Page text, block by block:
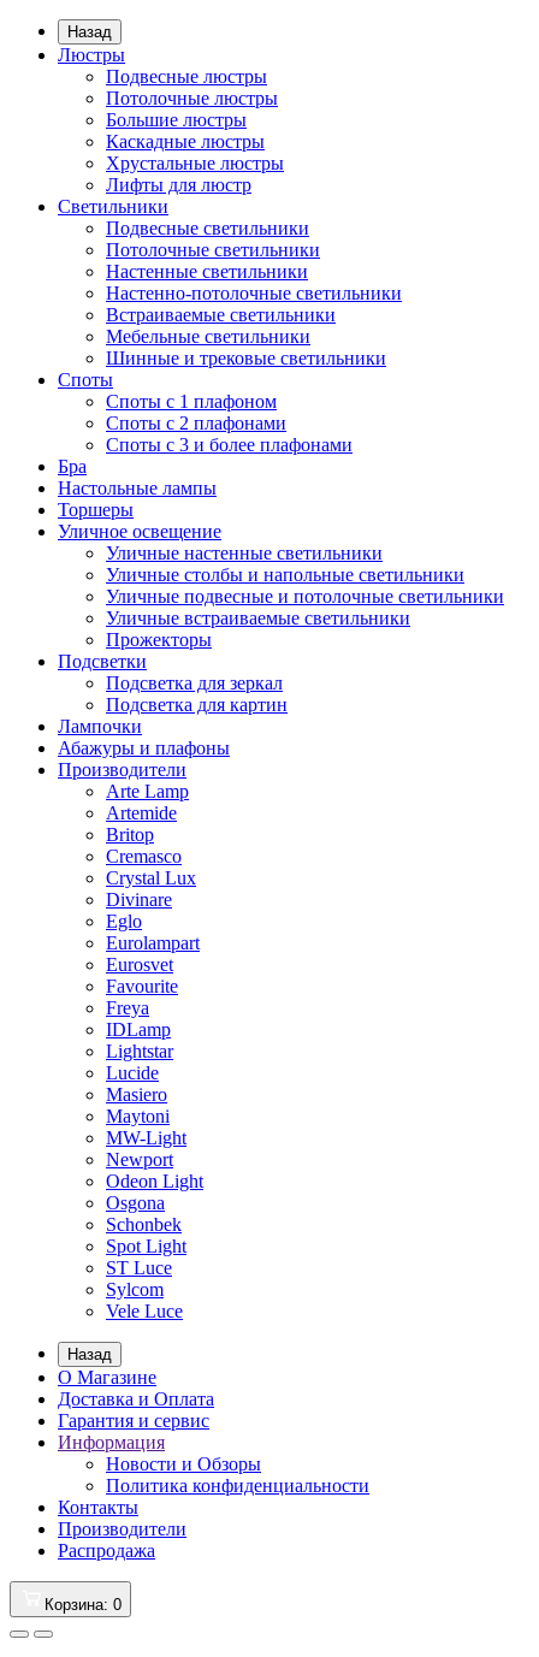
Назад
Люстры
Подвесные люстры
Потолочные люстры
Большие люстры
Каскадные люстры
Хрустальные люстры
Лифты для люстр
Светильники
Подвесные светильники
Потолочные светильники
Настенные светильники
Настенно-потолочные светильники
Встраиваемые светильники
Мебельные светильники
Шинные и трековые светильники
Споты
Споты с 1 плафоном
Споты с 2 плафонами
Споты с 3 и более плафонами
Бра
Настольные лампы
Торшеры
Уличное освещение
Уличные настенные светильники
Уличные столбы и напольные светильники
Уличные подвесные и потолочные светильники
Уличные встраиваемые светильники
Прожекторы
Подсветки
Подсветка для зеркал
Подсветка для картин
Лампочки
Абажуры и плафоны
Производители
Arte Lamp
Artemide
Britop
Cremasco
Crystal Lux
Divinare
Eglo
Eurolampart
Eurosvet
Favourite
Freya
IDLamp
Lightstar
Lucide
Masiero
Maytoni
MW-Light
Newport
Odeon Light
Osgona
Schonbek
Spot Light
ST Luce
Sylcom
Vele Luce
Назад
О Магазине
Доставка и Оплата
Гарантия и сервис
Информация
Новости и Обзоры
Политика конфиденциальности
Контакты
Производители
Распродажа
Корзина: 0